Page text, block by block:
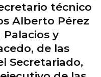
técnico
Alberto Pérez
Palacios y
de las
Secretariado,